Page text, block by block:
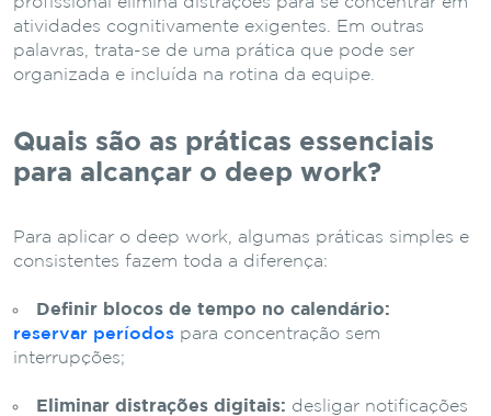
atividades cognitivamente exigentes. Em outras
palavras, trata-se de uma prática que pode ser
organizada e incluída na rotina da equipe.
Quais são as práticas essenciais
para alcançar o deep work?
Para aplicar o deep work, algumas práticas simples e
consistentes fazem toda a diferença:
Definir blocos de tempo no calendário:
reservar períodos para concentração sem
interrupções;
Eliminar distrações digitais: desligar notificações